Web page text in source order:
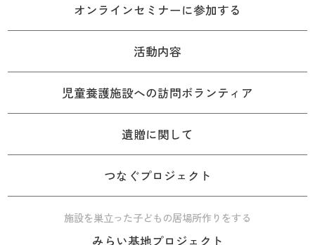
オンラインセミナーに参加する
活動内容
児童養護施設への訪問ボランティア
遺贈に関して
つなぐプロジェクト
施設を巣立った子どもの居場所作りをする
みらい基地プロジェクト